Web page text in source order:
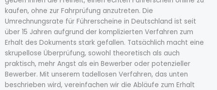
kaufen, ohne zur Fahrprüfung anzutreten. Die
Umrechnungsrate für Führerscheine in Deutschland ist seit
über 15 Jahren aufgrund der komplizierten Verfahren zum
Erhalt des Dokuments stark gefallen. Tatsächlich macht eine
skrupellose Überprüfung, sowohl theoretisch als auch
praktisch, mehr Angst als ein Bewerber oder potenzieller
Bewerber. Mit unserem tadellosen Verfahren, das unten
beschrieben wird, vereinfachen wir die Abläufe zum Erhalt